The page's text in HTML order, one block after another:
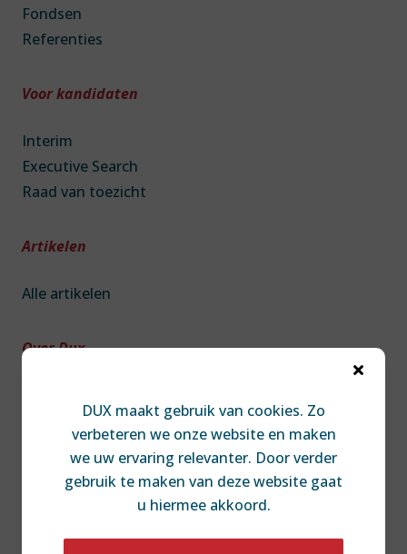
Fondsen
Referenties
Voor kandidaten
Interim
Executive Search
Raad van toezicht
Artikelen
Alle artikelen
Over Dux
Contact
Diversiteit & Inclusie
Disclaimer

DUX maakt gebruik van cookies. Zo
verbeteren we onze website en maken
we uw ervaring relevanter. Door verder
gebruik te maken van deze website gaat
u hiermee akkoord.